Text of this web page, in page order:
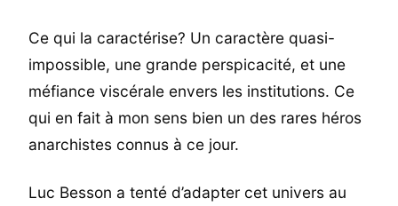
Ce qui la caractérise? Un caractère quasi-
impossible, une grande perspicacité, et une
méfiance viscérale envers les institutions. Ce
qui en fait à mon sens bien un des rares héros
anarchistes connus à ce jour.
Luc Besson a tenté d’adapter cet univers au